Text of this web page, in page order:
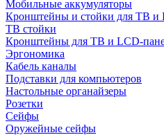
Мобильные аккумуляторы
Кронштейны и стойки для ТВ и
ТВ стойки
Кронштейны для ТВ и LCD-
Эргономика
Кабель каналы
Подставки для компьютеров
Настольные органайзеры
Розетки
Сейфы
Оружейные сейфы